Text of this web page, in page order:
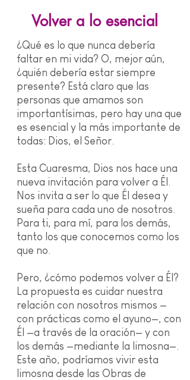
Volver a lo esencial
¿Qué es lo que nunca debería
faltar en mi vida? O, mejor aún,
¿quién debería estar siempre
presente? Está claro que las
personas que amamos son
importantísimas, pero hay una que
es esencial y la más importante de
todas: Dios, el Señor.
Esta Cuaresma, Dios nos hace una
nueva invitación para volver a Él.
Nos invita a ser lo que Él desea y
sueña para cada uno de nosotros.
Para ti, para mí, para los demás,
tanto los que conocemos como los
que no.
Pero, ¿cómo podemos volver a Él?
La propuesta es cuidar nuestra
relación con nosotros mismos —
con prácticas como el ayuno—, con
Él —a través de la oración— y con
los demás —mediante la limosna—.
Este año, podríamos vivir esta
limosna desde las Obras de